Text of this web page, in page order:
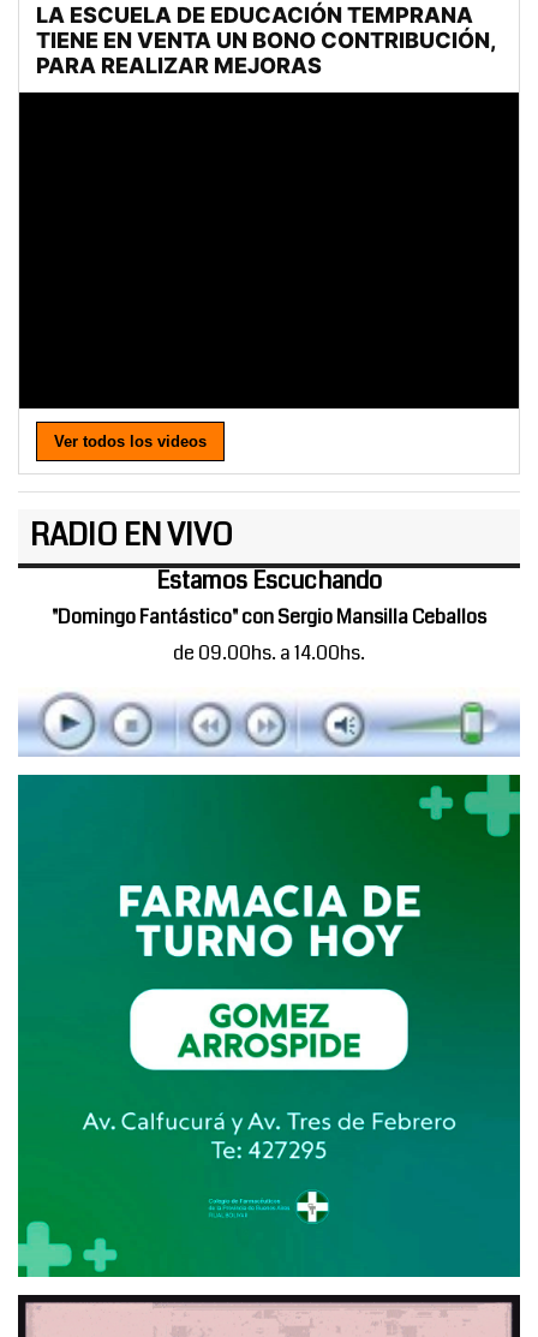
Ver todos los videos
RADIO EN VIVO
Estamos Escuchando
"Domingo Fantástico" con Sergio Mansilla Ceballos
de 09.00hs. a 14.00hs.